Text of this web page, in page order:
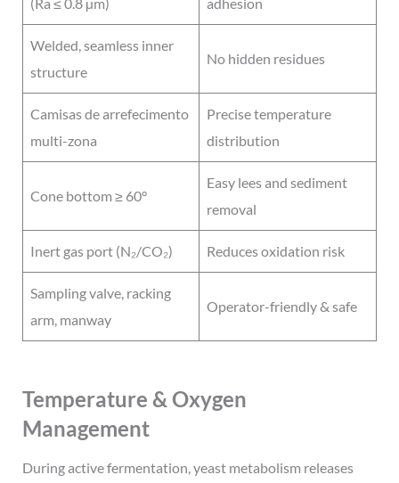
Welded, seamless inner
structure
No hidden residues
Camisas de arrefecimento
multi-zona
Precise temperature
distribution
Cone bottom ≥ 60°
Easy lees and sediment
removal
Inert gas port (N₂/CO₂) Reduces oxidation risk
Sampling valve, racking
arm, manway
Operator-friendly & safe
Temperature & Oxygen
Management
During active fermentation, yeast metabolism releases